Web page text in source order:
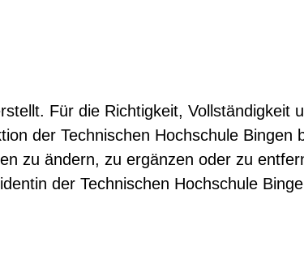
Für die Richtigkeit, Vollständigkeit
der Technischen Hochschule Bingen
zu ändern, zu ergänzen oder zu
der Technischen Hochschule